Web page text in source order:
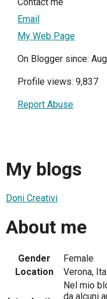
Email
My Web Page
On Blogger since:
Profile views: 9,837
Report Abuse
My blogs
Doni Creativi
About me
Gender
Female
Location
Verona,
Nel mio
da alcuni